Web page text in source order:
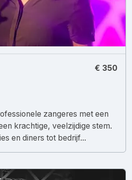
€ 350
zangeres met een
krachtige, veelzijdige stem.
en diners tot bedrijf...